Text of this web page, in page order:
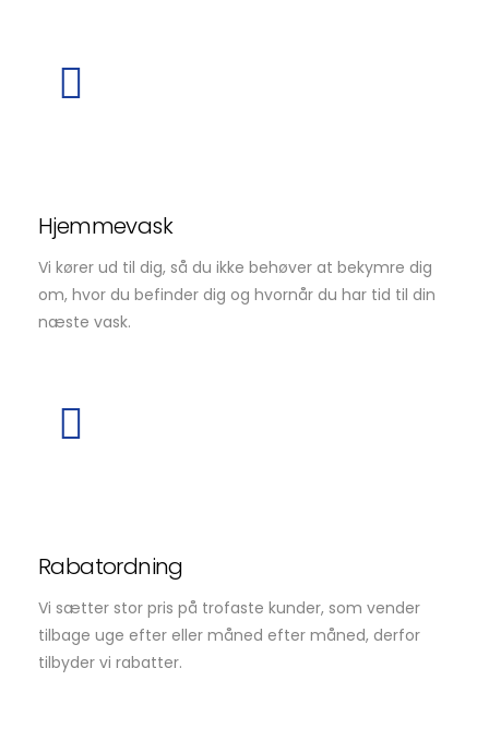
Hjemmevask
Vi kører ud til dig, så du ikke behøver at bekymre dig
om, hvor du befinder dig og hvornår du har tid til din
næste vask.
Rabatordning
Vi sætter stor pris på trofaste kunder, som vender
tilbage uge efter eller måned efter måned, derfor
tilbyder vi rabatter.